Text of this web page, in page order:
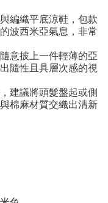
編織平底涼鞋，包款
波西米亞氣息，非常
意披上一件輕薄的亞
隨性且具層次感的視
建議將頭髮盤起或側
棉麻材質交織出清新